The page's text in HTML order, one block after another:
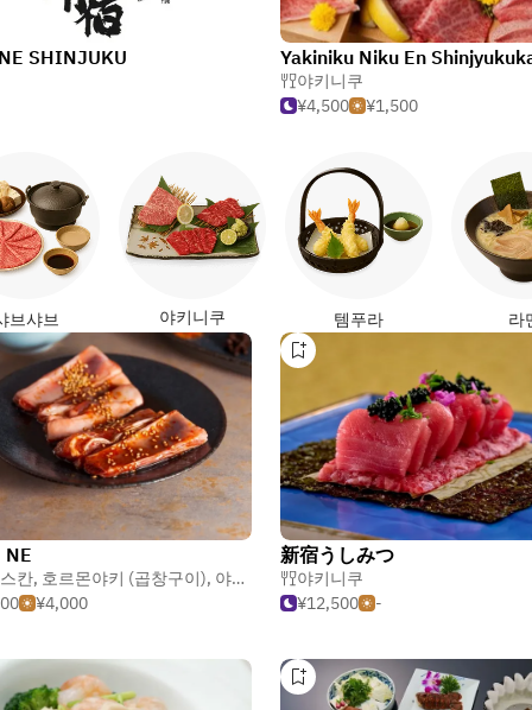
SHINJUKU
야키니쿠
¥4,500
¥1,500
브샤브 야키니쿠 템푸라 라
NE
칸, 호르몬야키 (곱창구이), 야키니쿠
¥4,000
新宿うしみつ
야키니쿠
¥12,500
-